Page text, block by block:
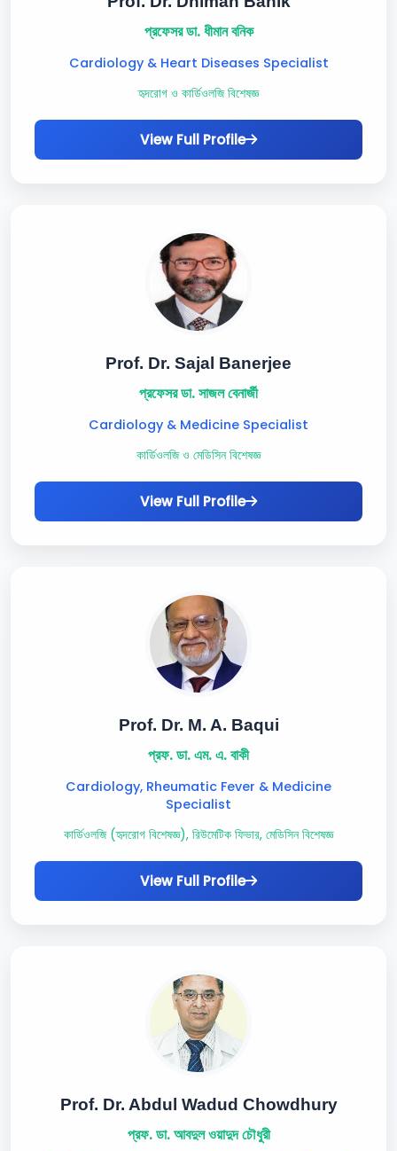
প্রফেসর ডা. ধীমান বনিক
Cardiology & Heart Diseases Specialist
হৃদরোগ ও কার্ডিওলজি বিশেষজ্ঞ
View Full Profile
Prof. Dr. Sajal Banerjee
প্রফেসর ডা. সাজল বেনার্জী
Cardiology & Medicine Specialist
কার্ডিওলজি ও মেডিসিন বিশেষজ্ঞ
View Full Profile
Prof. Dr. M. A. Baqui
প্রফ. ডা. এম. এ. বাকী
Cardiology, Rheumatic Fever & Medicine
Specialist
কার্ডিওলজি (হৃদরোগ বিশেষজ্ঞ), রিউমেটিক ফিভার, মেডিসিন বিশেষজ্ঞ
View Full Profile
Prof. Dr. Abdul Wadud Chowdhury
প্রফ. ডা. আবদুল ওয়াদুদ চৌধুরী